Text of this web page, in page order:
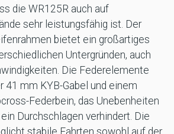
die WR125R auch auf
sehr leistungsfähig ist. Der
bietet ein großartiges
Untergründen, auch
Die Federelemente
41 mm KYB-Gabel und einem
Federbein, das Unebenheiten
Durchschlagen verhindert. Die
stabile Fahrten sowohl auf der